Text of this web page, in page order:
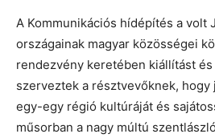
A Kommunikációs hídépítés a volt
országainak magyar közösségei
rendezvény keretében kiállítást
szerveztek a résztvevőknek,
egy-egy régió kultúráját és
műsorban a nagy múltú